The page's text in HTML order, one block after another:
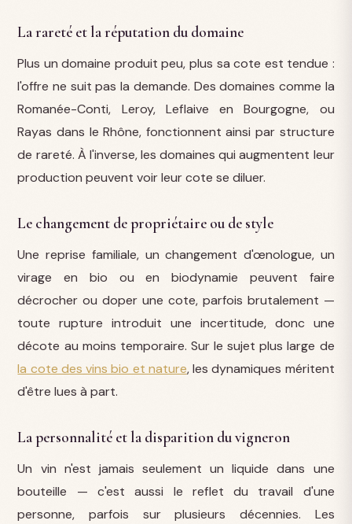
La rareté et la réputation du domaine
Plus un domaine produit peu, plus sa cote est tendue :
l'offre ne suit pas la demande. Des domaines comme la
Romanée-Conti, Leroy, Leflaive en Bourgogne, ou
Rayas dans le Rhône, fonctionnent ainsi par structure
de rareté. À l'inverse, les domaines qui augmentent leur
production peuvent voir leur cote se diluer.
Le changement de propriétaire ou de style
Une reprise familiale, un changement d'œnologue, un
virage en bio ou en biodynamie peuvent faire
décrocher ou doper une cote, parfois brutalement —
toute rupture introduit une incertitude, donc une
décote au moins temporaire. Sur le sujet plus large de
la cote des vins bio et nature, les dynamiques méritent
d'être lues à part.
La personnalité et la disparition du vigneron
Un vin n'est jamais seulement un liquide dans une
bouteille — c'est aussi le reflet du travail d'une
personne, parfois sur plusieurs décennies. Les